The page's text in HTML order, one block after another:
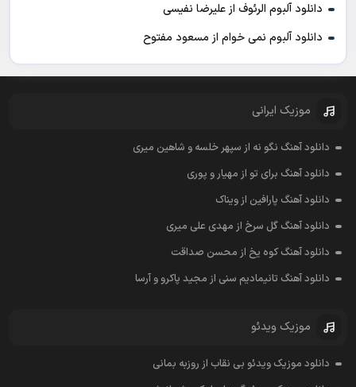
دانلود آلبوم الرئوف از علیرضا نفیسی
دانلود آلبوم نمی خوام از مسعود مفتوح
موزیک ایرانی
دانلود آهنگ نگو نه از سپهر خلسه و شاهین میری
دانلود آهنگ برای تو از مهیار و پوری
دانلود آهنگ پارافین از ویناک
دانلود آهنگ گل سرخ از مهدی علی میری
دانلود آهنگ کوه یخ از محسن صداقت
دانلود آهنگ تانیمادیم سنی از مجید پاکرو و آرسا
موزیک ویدئو
دانلود موزیک ویدئو بی نقاب از روزبه بمانی